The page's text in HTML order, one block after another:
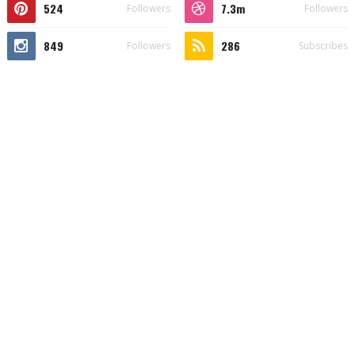
524 Followers 7.3m Followers
849 Followers 286 Subscribes